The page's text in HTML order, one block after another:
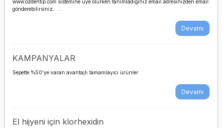
www.ozdentip.com sistemine üye olurken tanımladığınız email adresinizden email
gönderebilirsiniz. ...
Devamı
KAMPANYALAR
Sepette %50'ye varan avantajlı tamamlayıcı ürünler
Devamı
El hijyeni için klorhexidin